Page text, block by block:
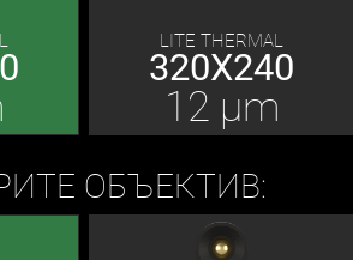
LITE THERMAL
320X240
12 μm
ОБЪЕКТИВ: